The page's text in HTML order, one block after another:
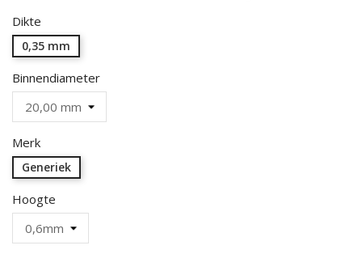
Dikte
0,35 mm
Binnendiameter
Merk
Generiek
Hoogte